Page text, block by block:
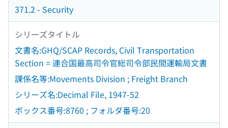
371.2 - Security
シリーズタイトル
文書名:GHQ/SCAP Records, Civil Transportation
Section = 連合国最高司令官総司令部民間運輸局文書
課係名等:Movements Division ; Freight Branch
シリーズ名:Decimal File, 1947-52
ボックス番号:8760 ; フォルダ番号:20